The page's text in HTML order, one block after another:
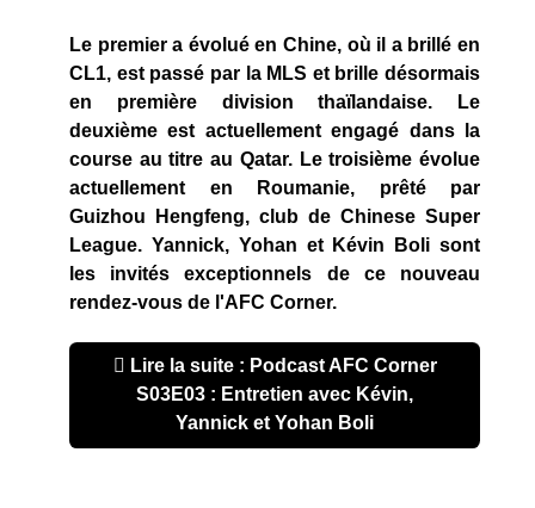
Le premier a évolué en Chine, où il a brillé en
CL1, est passé par la MLS et brille désormais
en première division thaïlandaise. Le
deuxième est actuellement engagé dans la
course au titre au Qatar. Le troisième évolue
actuellement en Roumanie, prêté par
Guizhou Hengfeng, club de Chinese Super
League. Yannick, Yohan et Kévin Boli sont
les invités exceptionnels de ce nouveau
rendez-vous de l'AFC Corner.
Lire la suite : Podcast AFC Corner
S03E03 : Entretien avec Kévin,
Yannick et Yohan Boli